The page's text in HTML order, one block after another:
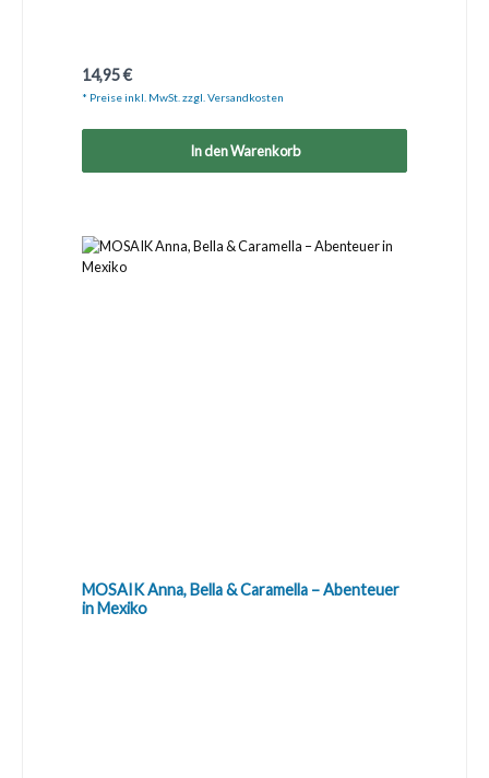
Regulärer Preis:
14,95 €
* Preise inkl. MwSt. zzgl. Versandkosten
In den Warenkorb
MOSAIK Anna, Bella & Caramella – Abenteuer
in Mexiko